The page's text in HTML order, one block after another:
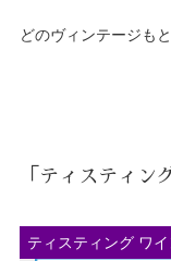
どのヴィンテージも
「ティスティン
ティスティング ワ